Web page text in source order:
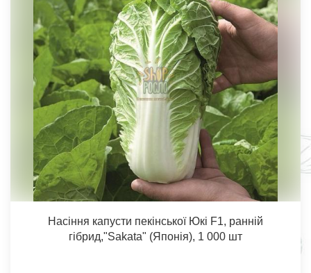
Насіння капусти пекінської Юкі F1, ранній
гібрид,"Sakata" (Японія), 1 000 шт